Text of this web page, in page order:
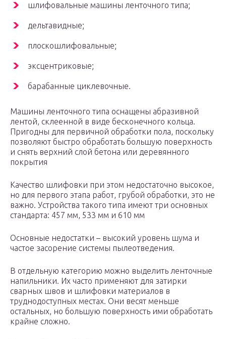
шлифовальные машины ленточного типа;
дельтавидные;
плоскошлифовальные;
эксцентриковые;
барабанные циклевочные.
Машины ленточного типа оснащены абразивной
лентой, склеенной в виде бесконечного кольца.
Пригодны для первичной обработки пола, поскольку
позволяют быстро обработать большую поверхность
и снять верхний слой бетона или деревянного
покрытия
Качество шлифовки при этом недостаточно высокое,
но для первого этапа работ, грубой обработки, это не
важно. Устройства такого типа имеют три основных
стандарта: 457 мм, 533 мм и 610 мм
Основные недостатки – высокий уровень шума и
частое засорение системы пылеотведения.
В отдельную категорию можно выделить ленточные
напильники. Их часто применяют для затирки
сварных швов и шлифовки материалов в
труднодоступных местах. Они весят меньше
остальных, но большую поверхность ими обработать
крайне сложно.